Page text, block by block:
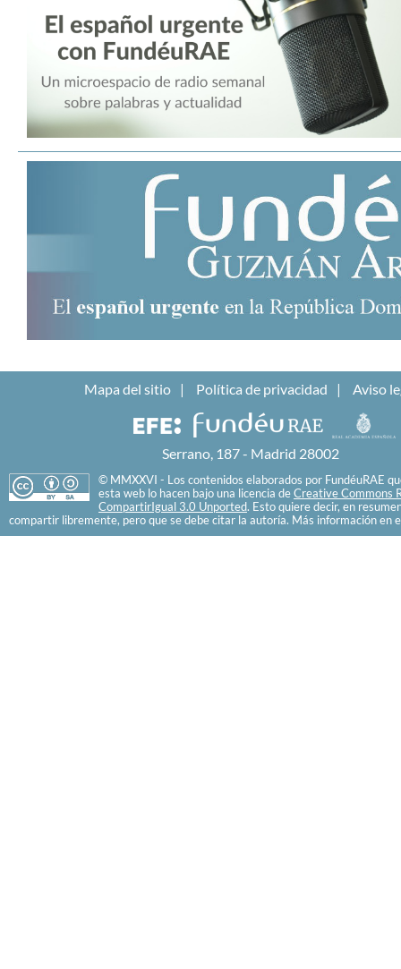
Mapa del sitio Política de privacidad Aviso
Serrano, 187 - Madrid 28002
© MMXXVI - Los contenidos elaborados por FundéuRAE
esta web lo hacen bajo una licencia de Creative Commons
CompartirIgual 3.0 Unported. Esto quiere decir, en
compartir libremente, pero que se debe citar la autoría. Más información en